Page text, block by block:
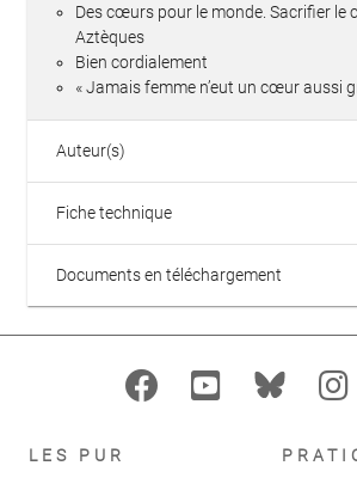
Des cœurs pour le monde. Sacrifier le
Aztèques
Bien cordialement
« Jamais femme n’eut un cœur aussi
Auteur(s)
Fiche technique
Documents en téléchargement
LES PUR